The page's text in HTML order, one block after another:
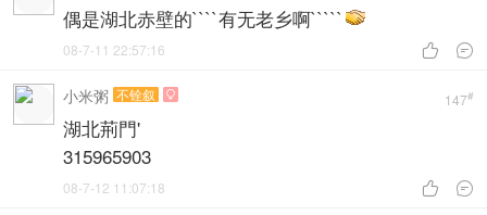
偶是湖北赤壁的````有无老乡啊`````
 
08-7-11 22:57:16
147#
小米粥 不铨叙 
湖北荊門'
315965903
 
08-7-12 11:07:18